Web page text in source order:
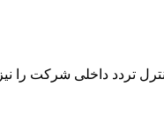
تردد داخلی شرکت را